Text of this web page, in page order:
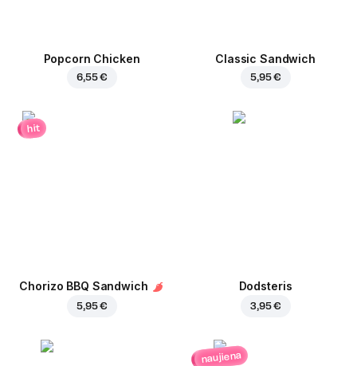
Popcorn Chicken
6,55 €
Classic Sandwich
5,95 €
hit
Chorizo BBQ Sandwich
5,95 €
Dodsteris
3,95 €
naujiena